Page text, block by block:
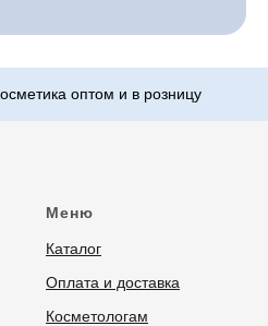
Меню
Каталог
Оплата и доставка
Косметологам